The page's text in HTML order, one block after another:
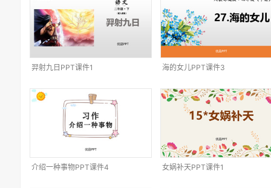
羿射九日PPT课件1 海的女儿PPT课件3
介绍一种事物PPT课件4 女娲补天PPT课件1